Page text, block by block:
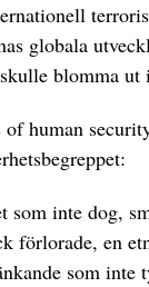
globala
blomma
human
som inte dog,
förlorade, en
som inte